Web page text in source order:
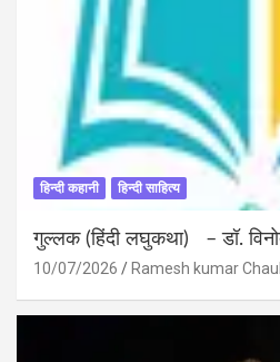
हिन्दी कहानी हिन्दी साहित्य
गुल्लक (हिंदी लघुकथा) – डॉ.
10/07/2026 Ramesh kumar